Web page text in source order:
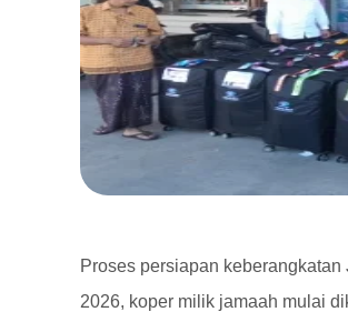
Proses persiapan
2026, koper milik jamaah mulai